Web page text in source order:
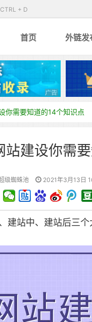
+ D
首页 外链发
你需要知道的14个知识点
站建设你需
级蜘蛛池 2021年3月13日
建站中、建站后三